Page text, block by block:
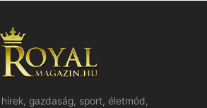
gazdaság, sport, életmód,